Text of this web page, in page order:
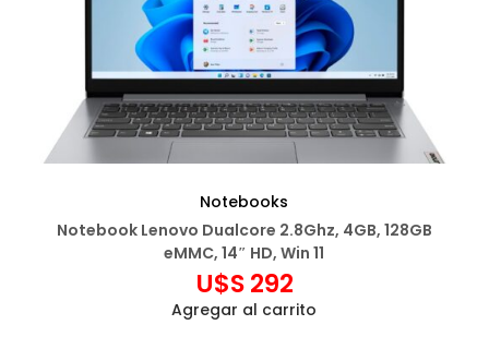
Notebooks
Notebook Lenovo Dualcore 2.8Ghz, 4GB, 128GB
eMMC, 14″ HD, Win 11
U$S292
Agregar al carrito